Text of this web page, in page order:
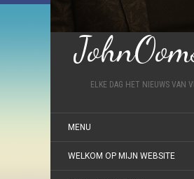
ELKE DAG HET NIEUWS VAN
MENU
WELKOM OP MIJN WEBSITE